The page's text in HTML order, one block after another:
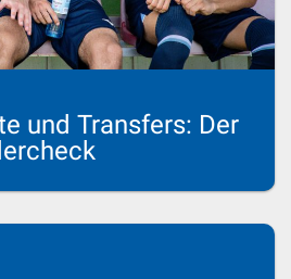
und Transfers: Der